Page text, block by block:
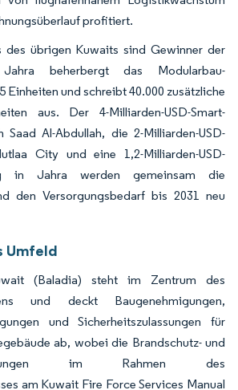
profitiert.
des übrigen Kuwaits sind Gewinner der
Jahra beherbergt das Modularbau-
Einheiten und schreibt 40.000 zusätzliche
aus. Der 4-Milliarden-USD-Smart-
Al-Abdullah, die 2-Milliarden-USD-
City und eine 1,2-Milliarden-USD-
in Jahra werden gemeinsam die
den Versorgungsbedarf bis 2031 neu
Umfeld
(Baladia) steht im Zentrum des
und deckt Baugenehmigungen,
und Sicherheitszulassungen für
ab, wobei die Brandschutz- und
im Rahmen des
am Kuwait Fire Force Services Manual